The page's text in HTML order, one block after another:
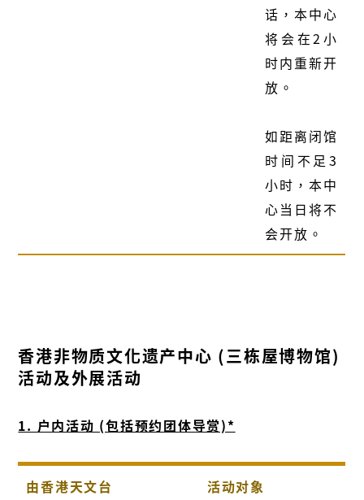
话，本中心
将会在2小
时内重新开
放。
如距离闭馆
时间不足3
小时，本中
心当日将不
会开放。
香港非物质文化遗产中心 (三栋屋博物馆)
活动及外展活动
1. 户内活动 (包括预约团体导赏)*
由香港天文台 活动对象